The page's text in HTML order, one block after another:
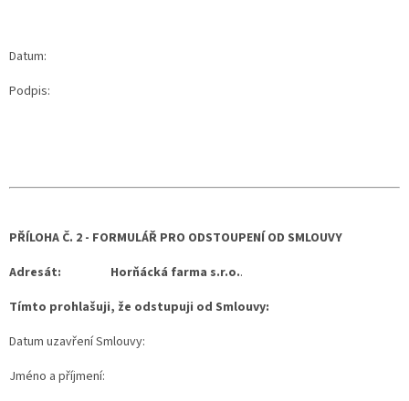
Datum:
Podpis:
PŘÍLOHA Č. 2 - FORMULÁŘ PRO ODSTOUPENÍ OD SMLOUVY
Adresát:
Horňácká farma s.r.o..
Tímto prohlašuji, že odstupuji od Smlouvy:
Datum uzavření Smlouvy:
Jméno a příjmení: